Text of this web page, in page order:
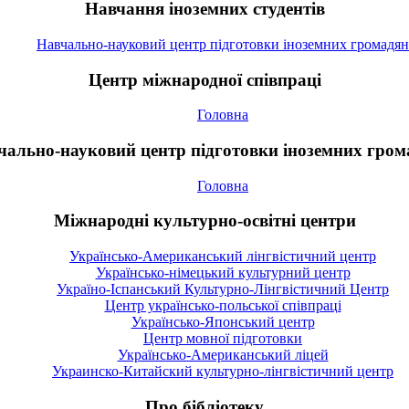
Навчання іноземних студентів
Навчально-науковий центр підготовки іноземних громадян
Центр міжнародної співпраці
Головна
науковий центр підготовки іноземних
Головна
Міжнародні культурно-освітні центри
Українсько-Американський лінгвістичний центр
Українсько-німецький культурний центр
Україно-Іспанський Культурно-Лінгвістичний Центр
Центр українсько-польської співпраці
Українсько-Японський центр
Центр мовної підготовки
Українсько-Американський ліцей
Украинско-Китайский культурно-лінгвістичний центр